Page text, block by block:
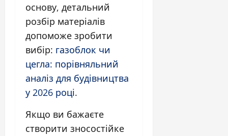
основу, детальний
розбір матеріалів
допоможе зробити
вибір: газоблок чи
цегла: порівняльний
аналіз для будівництва
у 2026 році.
Якщо ви бажаєте
створити зносостійке